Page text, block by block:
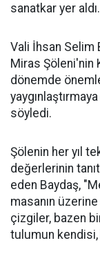
sanatkar yer aldı.
Vali İhsan Selim
Miras Şöleni'nin
dönemde
söyledi.
Şölenin her yıl
değerlerinin
eden Baydaş,
masanın
çizgiler, bazen
tulumun